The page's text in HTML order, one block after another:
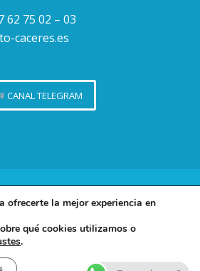
62 75 02 – 03
caceres.es
CANAL TELEGRAM
(Ayuntamiento de Cáceres)
Facebook
TwitterTelegram
ofrecerte la mejor experiencia en
qué cookies utilizamos o
.